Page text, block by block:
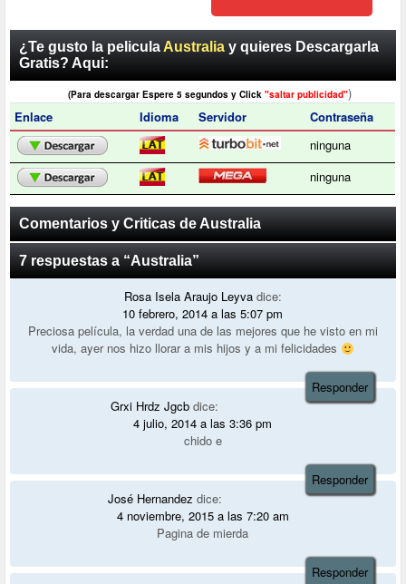
¿Te gusto la pelicula Australia y quieres Descargarla
Gratis? Aqui:
(Para descargar Espere 5 segundos y Click "saltar publicidad")
Enlace
Idioma Servidor
Contraseña
ninguna
ninguna
Comentarios y Criticas de Australia
7 respuestas a “Australia”
Rosa Isela Araujo Leyva dice:
10 febrero, 2014 a las 5:07 pm
Preciosa película, la verdad una de las mejores que he visto en mi
vida, ayer nos hizo llorar a mis hijos y a mi felicidades
Responder
Grxi Hrdz Jgcb dice:
4 julio, 2014 a las 3:36 pm
chido e
Responder
José Hernandez dice:
4 noviembre, 2015 a las 7:20 am
Pagina de mierda
Responder